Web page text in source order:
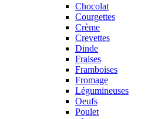
Chocolat
Courgettes
Crème
Crevettes
Dinde
Fraises
Framboises
Fromage
Légumineuses
Oeufs
Poulet